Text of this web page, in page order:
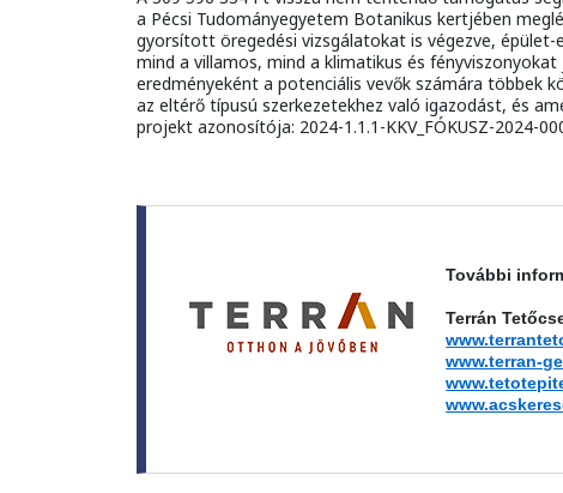
a Pécsi Tudományegyetem Botanikus kertjében
gyorsított öregedési vizsgálatokat is végezve,
mind a villamos, mind a klimatikus és
eredményeként a potenciális vevők számára többek
az eltérő típusú szerkezetekhez való igazodást, és
projekt azonosítója: 2024-1.1.1-KKV_FÓKUSZ-2024-
További
Terrán
www.terran-